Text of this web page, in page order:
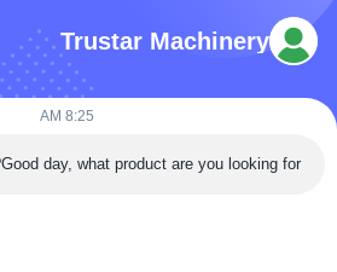
هاتف: 86-180-5882-0351
Trustar Machinery
8:25 AM
Good day, what product are you looking for?